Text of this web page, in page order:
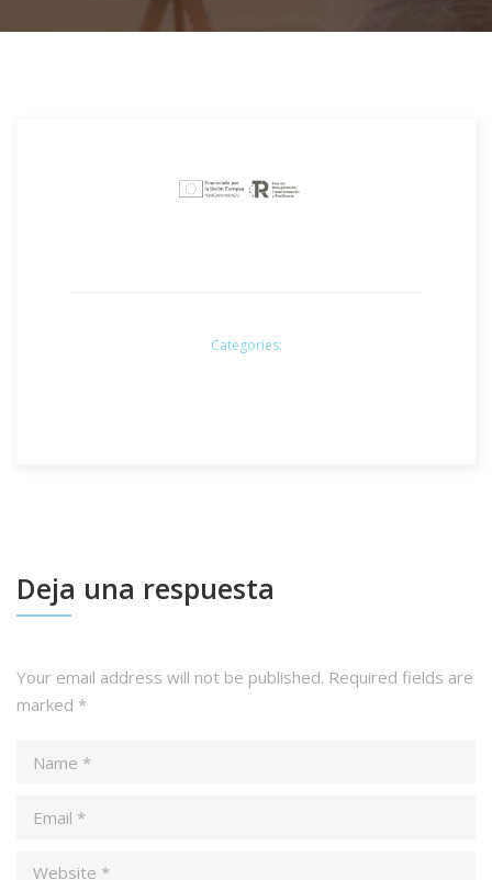
Categories:
Deja una respuesta
Your email address will not be published. Required fields are
marked *